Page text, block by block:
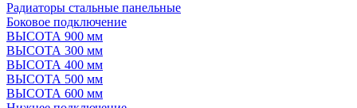
Радиаторы стальные панельные
Боковое подключение
ВЫСОТА 900 мм
ВЫСОТА 300 мм
ВЫСОТА 400 мм
ВЫСОТА 500 мм
ВЫСОТА 600 мм